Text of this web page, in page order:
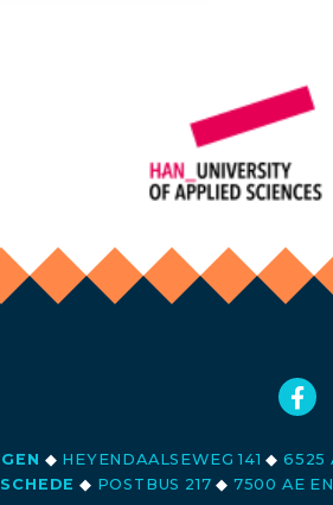
◆ HEYENDAALSEWEG 141◆ 6525
◆ POSTBUS 217◆ 7500 AE